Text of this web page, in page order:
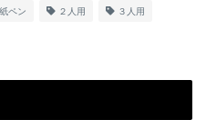
紙ペン ２人用 ３人用